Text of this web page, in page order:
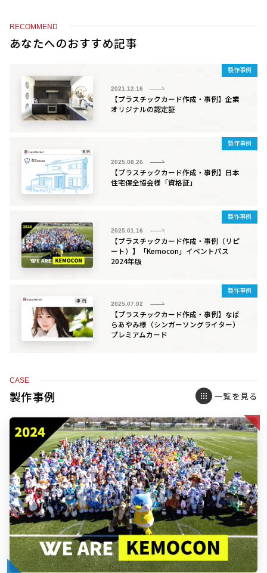
e
b
n
RECOMMEND
あなたへのおすすめ記事
2021.12.16
【プラスチックカード作成・事例】企業
オリジナルの認定証
製作事例
2025.08.26
【プラスチックカード作成・事例】日本
住宅保全協会様「資格証」
製作事例
2025.01.16
【プラスチックカード作成・事例（リピ
ート）】「Kemocon」イベントパス
2024年版
製作事例
2025.07.02
【プラスチックカード作成・事例】なば
らあやみ様（シンガーソングライター）
プレミアムカード
製作事例
CASE
製作事例 一覧を見る